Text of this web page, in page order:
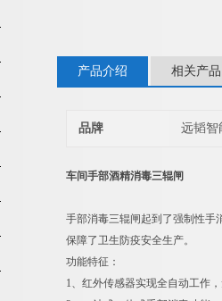
产品介绍 相关产品
品牌 远韬智
车间手部酒精消毒三辊闸
手部消毒三辊闸起到了强制性手
保障了卫生防疫安全生产。
功能特征：
1、红外传感器实现全自动工作